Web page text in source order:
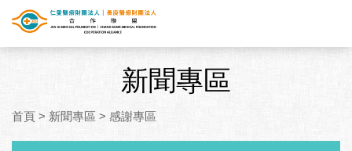
新聞專區
首頁 > 新聞專區 > 感謝專區